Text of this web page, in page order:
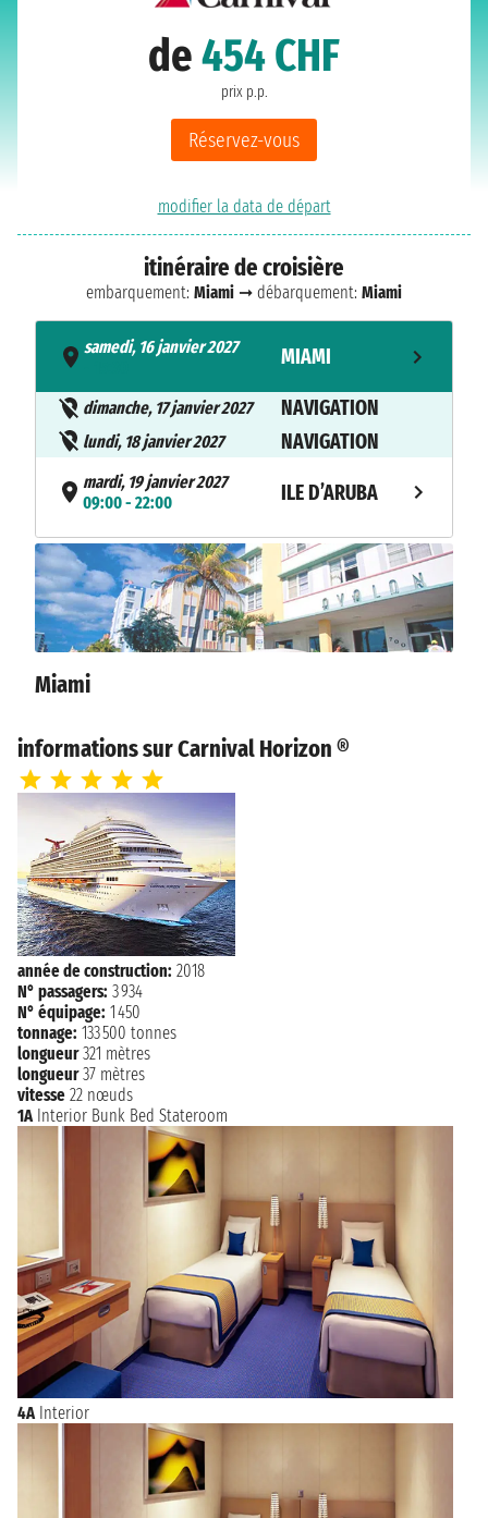
de454 CHF
prix p.p.
Réservez-vous
modifier la data de départ
itinéraire de croisière
embarquement: Miami ➞ débarquement: Miami
samedi, 16 janvier 2027
MIAMI
dimanche, 17 janvier 2027 NAVIGATION
lundi, 18 janvier 2027 NAVIGATION
mardi, 19 janvier 2027
09:00 - 22:00
ILE D’ARUBA
mercredi, 20 janvier 2027
08:00 - 17:00
WILLEMSTAD
jeudi, 21 janvier 2027 NAVIGATION
vendredi, 22 janvier 2027 NAVIGATION
samedi, 23 janvier 2027
dimanche, 24 janvier 2027
08:00
Miami
informations sur Carnival Horizon ®
année de construction: 2018
N° passagers: 3 934
N° équipage: 1 450
tonnage: 133 500 tonnes
longueur 321 mètres
longueur 37 mètres
vitesse 22 nœuds
1A Interior Bunk Bed Stateroom
4A Interior